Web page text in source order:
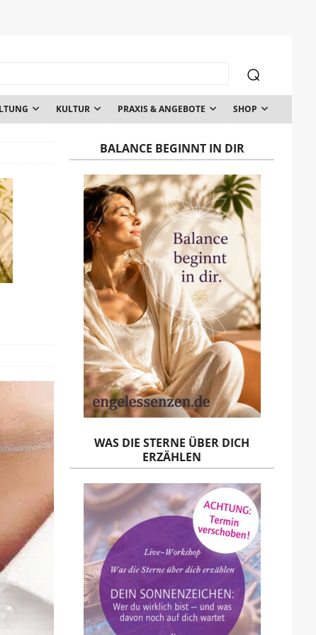
KULTUR PRAXIS & ANGEBOTE SHOP
BALANCE BEGINNT IN DIR
WAS DIE STERNE ÜBER DICH
ERZÄHLEN